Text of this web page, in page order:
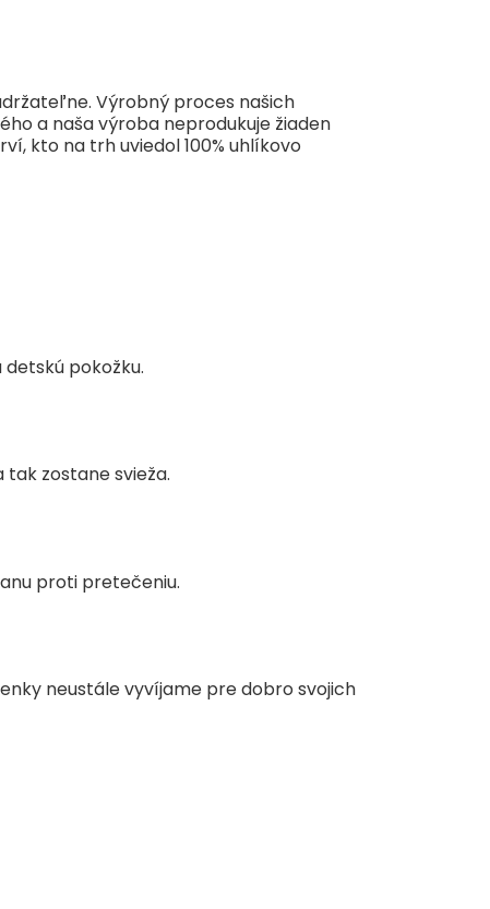
Výrobný proces našich
a naša výroba neprodukuje žiaden
kto na trh uviedol 100% uhlíkovo
pokožku.
zostane svieža.
proti pretečeniu.
neustále vyvíjame pre dobro svojich